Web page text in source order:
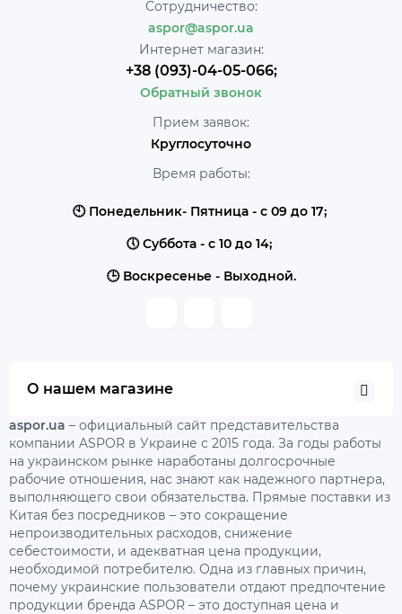
Сотрудничество:
aspor@aspor.ua
Интернет магазин:
+38 (093)-04-05-066;
Обратный звонок
Прием заявок:
Круглосуточно
Время работы:
🕙 Понедельник- Пятница - с 09 до 17;
🕔 Суббота - с 10 до 14;
🕒 Воскресенье - Выходной.
О нашем магазине
aspor.ua – официальный сайт представительства
компании ASPOR в Украине с 2015 года. За годы работы
на украинском рынке наработаны долгосрочные
рабочие отношения, нас знают как надежного партнера,
выполняющего свои обязательства. Прямые поставки из
Китая без посредников – это сокращение
непроизводительных расходов, снижение
себестоимости, и адекватная цена продукции,
необходимой потребителю. Одна из главных причин,
почему украинские пользователи отдают предпочтение
продукции бренда ASPOR – это доступная цена и